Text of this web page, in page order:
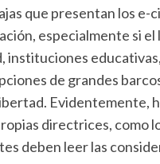
que presentan los e-
especialmente si
instituciones
de grandes
Evidentemente,
directrices, como
deben leer las
S
e
a
r
c
h